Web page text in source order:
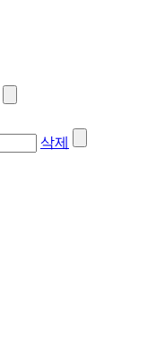
삭제